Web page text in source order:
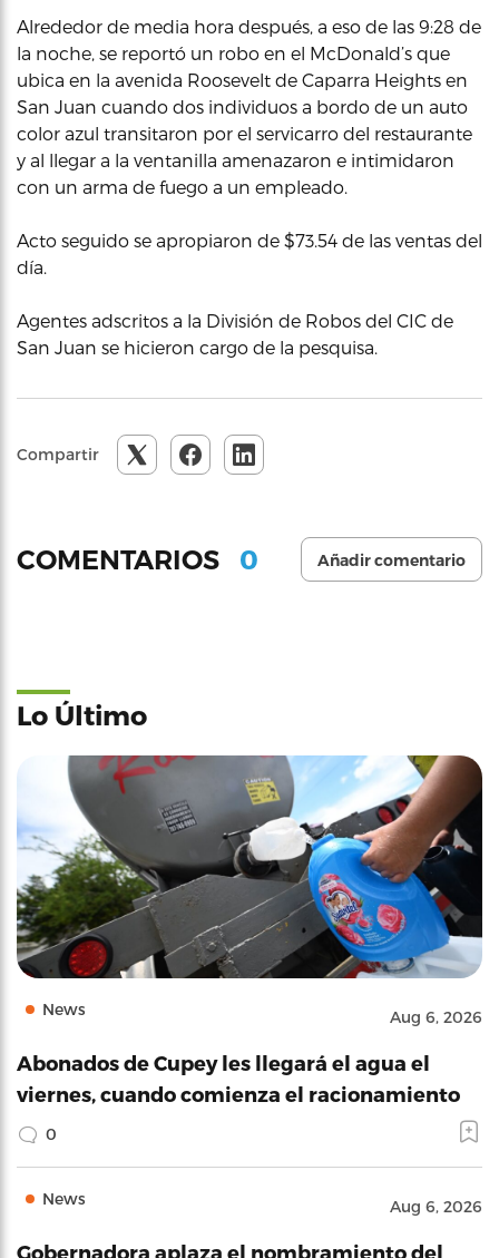
Alrededor de media hora después, a eso de las 9:28 de
la noche, se reportó un robo en el McDonald’s que
ubica en la avenida Roosevelt de Caparra Heights en
San Juan cuando dos individuos a bordo de un auto
color azul transitaron por el servicarro del restaurante
y al llegar a la ventanilla amenazaron e intimidaron
con un arma de fuego a un empleado.
Acto seguido se apropiaron de $73.54 de las ventas del
día.
Agentes adscritos a la División de Robos del CIC de
San Juan se hicieron cargo de la pesquisa.
Compartir
COMENTARIOS 0 Añadir comentario
Lo Último
News Aug 6, 2026
Abonados de Cupey les llegará el agua el
viernes, cuando comienza el racionamiento
0
News Aug 6, 2026
Gobernadora aplaza el nombramiento del